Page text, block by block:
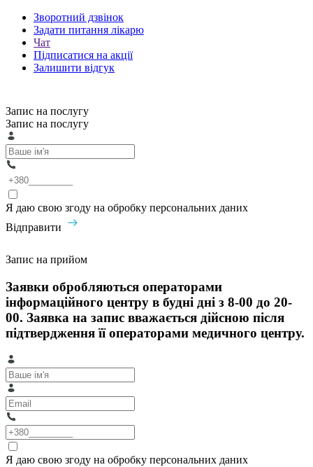
Зворотний дзвінок
Задати питання лікарю
Чат
Підписатися на акції
Залишити відгук
Запис на послугу
Запис на послугу
Я даю свою згоду на обробку персональних даних
Відправити
Запис на прийом
Заявки обробляються операторами
інформаційного центру в будні дні з 8-00 до 20-
00. Заявка на запис вважається дійсною після
підтвердження її операторами медичного центру.
Я даю свою згоду на обробку персональних даних